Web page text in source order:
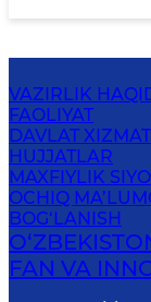
VAZIRLIK
FAOLIYAT
DAVLAT
HUJJATLAR
MAXFIYLIK
OCHIQ
BOG‘LANISH
FAN VA